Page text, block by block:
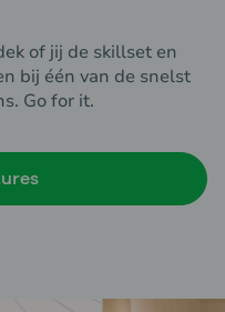
of jij de skillset en
bij één van de snelst
Go for it.